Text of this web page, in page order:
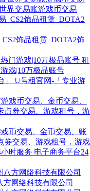
界交易账游戏币交易
饰品租赁_DOTA2饰
租
戏|10万极品账号
U号租官网-「专业游
币交易、金币交易、账
券交易、游戏租号，游戏
电子商务平台24
网络科技有限公司